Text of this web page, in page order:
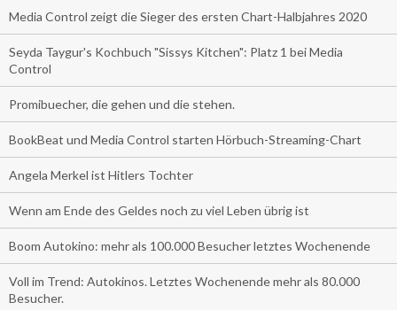
Media Control zeigt die Sieger des ersten Chart-Halbjahres 2020
Seyda Taygur's Kochbuch "Sissys Kitchen": Platz 1 bei Media
Control
Promibuecher, die gehen und die stehen.
BookBeat und Media Control starten Hörbuch-Streaming-Chart
Angela Merkel ist Hitlers Tochter
Wenn am Ende des Geldes noch zu viel Leben übrig ist
Boom Autokino: mehr als 100.000 Besucher letztes Wochenende
Voll im Trend: Autokinos. Letztes Wochenende mehr als 80.000
Besucher.